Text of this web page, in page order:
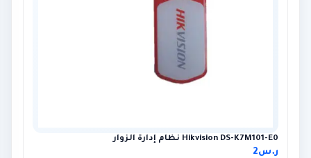
Hikvision DS-K7M101-E0 نظام إدارة الزوار
ر.س2